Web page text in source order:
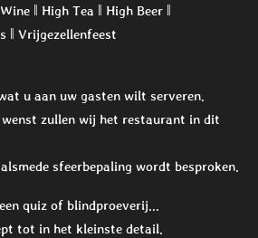
‖ High Tea ‖ High Beer ‖
‖ Vrijgezellenfeest
u aan uw gasten wilt serveren.
wenst zullen wij het restaurant in dit
sfeerbepaling wordt besproken.
quiz of blindproeverij...
tot in het kleinste detail.